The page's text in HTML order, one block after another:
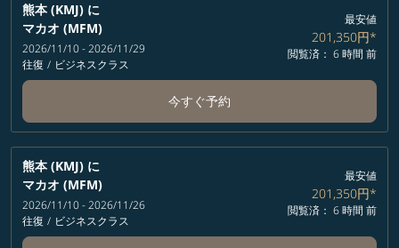
熊本 (KMJ) に
マカオ (MFM)
2026/11/10 - 2026/11/29
往復 / ビジネスクラス
最安値
201,350円*
閲覧済： 6 時間 前
今すぐ予約
熊本 (KMJ) に
マカオ (MFM)
2026/11/10 - 2026/11/26
往復 / ビジネスクラス
最安値
201,350円*
閲覧済： 6 時間 前